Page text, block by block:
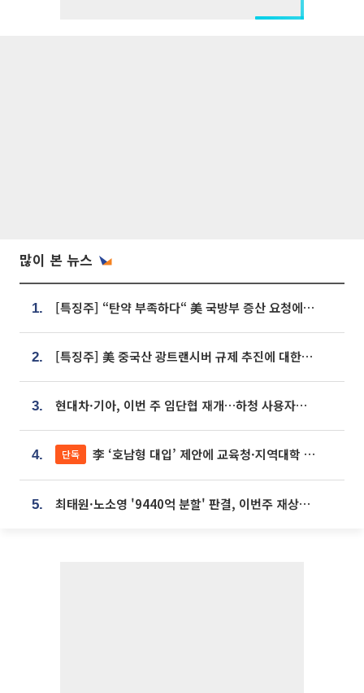
많이 본 뉴스
1. [특징주] “탄약 부족하다“ 美 국방부 증산 요청에⋯국내 방산주 급등세
2. [특징주] 美 중국산 광트랜시버 규제 추진에 대한광통신 등 광통신株 강세
3. 현대차·기아, 이번 주 임단협 재개…하청 사용자성 재심도 ‘변수’
4. 단독 李 ‘호남형 대입’ 제안에 교육청·지역대학 서·논술형 입시 연계 '착수'
5. 최태원·노소영 '9440억 분할' 판결, 이번주 재상고 여부 주목